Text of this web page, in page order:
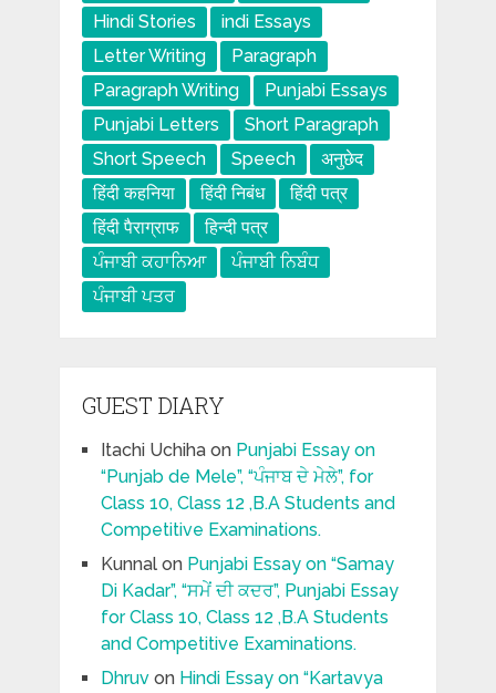
Hindi Stories
indi Essays
Letter Writing
Paragraph
Paragraph Writing
Punjabi Essays
Punjabi Letters
Short Paragraph
Short Speech
Speech
अनुछेद
हिंदी कहनिया
हिंदी निबंध
हिंदी पत्र
हिंदी पैराग्राफ
हिन्दी पत्र
ਪੰਜਾਬੀ ਕਹਾਨਿਆ
ਪੰਜਾਬੀ ਨਿਬੰਧ
ਪੰਜਾਬੀ ਪਤਰ
GUEST DIARY
Itachi Uchihaon Punjabi Essay on
“Punjab de Mele”, “ਪੰਜਾਬ ਦੇ ਮੇਲੇ”, for
Class 10, Class 12 ,B.A Students and
Competitive Examinations.
Kunnalon Punjabi Essay on “Samay
Di Kadar”, “ਸਮੇਂ ਦੀ ਕਦਰ”, Punjabi Essay
for Class 10, Class 12 ,B.A Students
and Competitive Examinations.
Dhruvon Hindi Essay on “Kartavya